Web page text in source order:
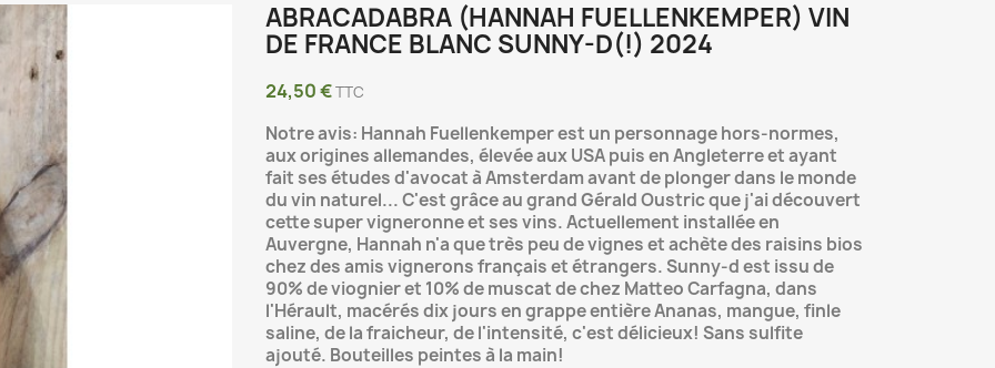
ABRACADABRA (HANNAH FUELLENKEMPER) VIN
DE FRANCE BLANC SUNNY-D(!) 2024
24,50 €TTC
Notre avis: Hannah Fuellenkemper est un personnage hors-normes,
aux origines allemandes, élevée aux USA puis en Angleterre et ayant
fait ses études d'avocat à Amsterdam avant de plonger dans le monde
du vin naturel... C'est grâce au grand Gérald Oustric que j'ai découvert
cette super vigneronne et ses vins. Actuellement installée en
Auvergne, Hannah n'a que très peu de vignes et achète des raisins bios
chez des amis vignerons français et étrangers. Sunny-d est issu de
90% de viognier et 10% de muscat de chez Matteo Carfagna, dans
l'Hérault, macérés dix jours en grappe entière Ananas, mangue, finle
saline, de la fraicheur, de l'intensité, c'est délicieux! Sans sulfite
ajouté. Bouteilles peintes à la main!